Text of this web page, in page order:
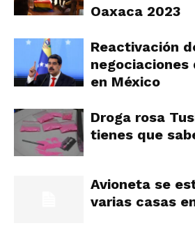
Oaxaca 2023
Reactivación
negociaciones
en México
Droga rosa
tienes que
Avioneta se
varias casas